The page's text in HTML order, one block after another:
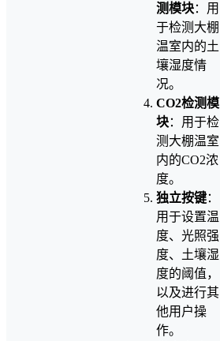
测模块：用
于检测大棚
温室内的土
壤湿度情
况。
CO2检测模
块：用于检
测大棚温室
内的CO2浓
度。
独立按键：
用于设置温
度、光照强
度、土壤湿
度的阈值，
以及进行其
他用户操
作。